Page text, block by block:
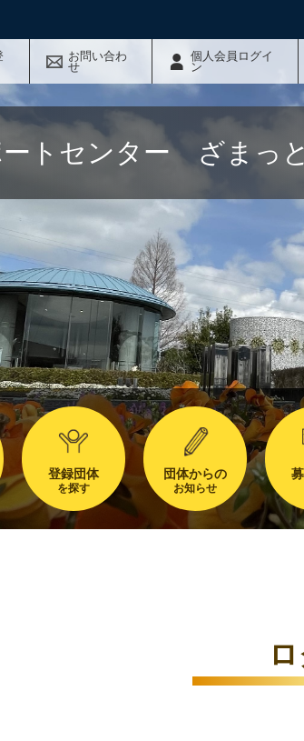
お問い合わ
せ
個人会員ログイ
ン
ートセンター ざまっと
登録団体
を探す
団体からの
お知らせ